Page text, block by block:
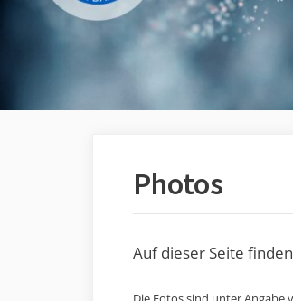
Photos
Auf dieser Seite